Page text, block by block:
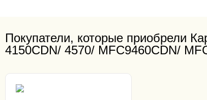
Покупатели, которые приобрели
4150CDN/ 4570/ MFC9460CDN/